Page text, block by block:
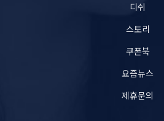
디쉬
스토리
쿠폰북
요즘뉴스
제휴문의